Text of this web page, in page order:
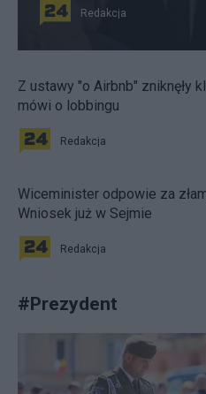
Redakcja
Z ustawy "o Airbnb" zniknęły
mówi o lobbingu
Redakcja
Wiceminister odpowie za
Wniosek już w Sejmie
Redakcja
#Prezydent